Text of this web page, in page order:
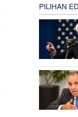
PILIHAN